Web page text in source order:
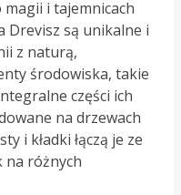
i tajemnicach
Drevisz są unikalne i
z naturą,
środowiska, takie
części ich
na drzewach
i kładki łączą je ze
na różnych